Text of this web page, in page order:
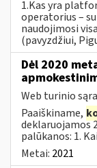
1.Kas yra
operatorius –
naudojimosi
(pavyzdžiui,
Dėl 2020
Web turinio
Paaiškiname,
deklaruojamos
palūkanos: 1.
Metai: 2021